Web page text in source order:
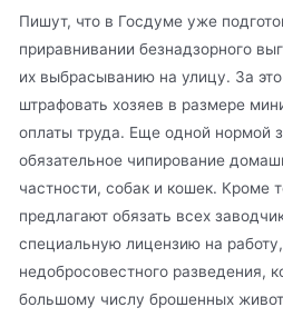
Пишут, что в Госдуме уже
приравнивании безнадзорного
их выбрасыванию на улицу. За
штрафовать хозяев в размере
оплаты труда. Еще одной нормой
обязательное чипирование
частности, собак и кошек. Кроме
предлагают обязать всех
специальную лицензию на
недобросовестного разведения,
большому числу брошенных